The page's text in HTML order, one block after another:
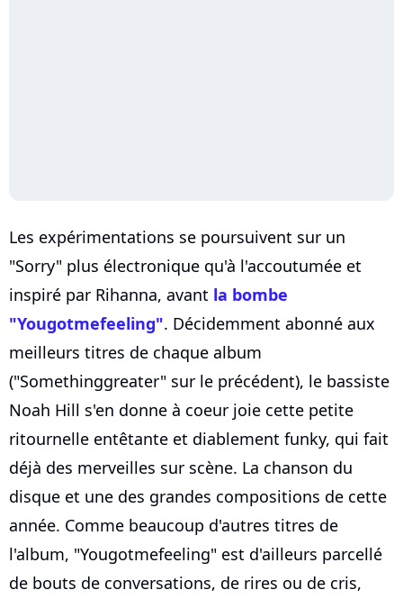
Les expérimentations se poursuivent sur un
"Sorry" plus électronique qu'à l'accoutumée et
inspiré par Rihanna, avant la bombe
"Yougotmefeeling". Décidemment abonné aux
meilleurs titres de chaque album
("Somethinggreater" sur le précédent), le bassiste
Noah Hill s'en donne à coeur joie cette petite
ritournelle entêtante et diablement funky, qui fait
déjà des merveilles sur scène. La chanson du
disque et une des grandes compositions de cette
année. Comme beaucoup d'autres titres de
l'album, "Yougotmefeeling" est d'ailleurs parcellé
de bouts de conversations, de rires ou de cris,